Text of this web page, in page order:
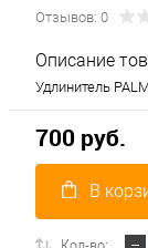
Отзывов: 0
Описание
Удлинитель
700 руб.
В